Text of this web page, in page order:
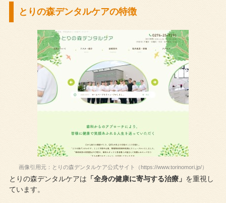
とりの森デンタルケアの特徴
画像引用元：とりの森デンタルケア公式サイト（https://www.torinomori.jp/）
とりの森デンタルケアは 「全身の健康に寄与する治療」 を重視し
ています。